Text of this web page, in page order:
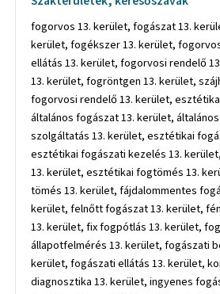
fogorvos 13. kerület, fogászat 13.
kerület, fogékszer 13. kerület,
ellátás 13. kerület, fogorvosi rendelő
13. kerület, fogröntgen 13. kerület,
fogorvosi rendelő 13. kerület,
általános fogászat 13. kerület,
szolgáltatás 13. kerület, esztétikai
esztétikai fogászati kezelés 13.
13. kerület, esztétikai fogtömés 13.
tömés 13. kerület, fájdalommentes
kerület, felnőtt fogászat 13. kerület,
13. kerület, fix fogpótlás 13. kerület,
állapotfelmérés 13. kerület, fogászati
kerület, fogászati ellátás 13. kerület,
diagnosztika 13. kerület, ingyenes